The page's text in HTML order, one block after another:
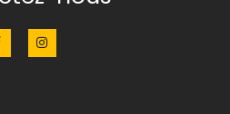
I
n
s